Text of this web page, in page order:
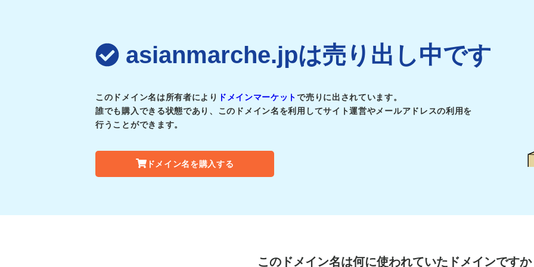
asianmarche.jpは売り出し中です
このドメイン名は所有者により ドメインマーケットで売りに出されています。
誰でも購入できる状態であり、このドメイン名を利用してサイト運営やメールアドレスの利用を
行うことができます。
ドメイン名を購入する
このドメイン名は何に使われていたドメインですか